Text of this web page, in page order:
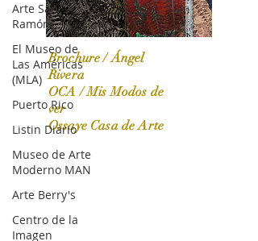
Arte San
Ramón
El Museo de
Las Américas
(MLA)
Puerto Rico
Listin Diario
Museo de Arte
Moderno MAN
Arte Berry's
Centro de la
Imagen
OCA|News 31 / Marzo-Abril / 2024
Brochure / Ángel
Rivera
OCA / Mis Modos de
ver
Ossaye Casa de Arte